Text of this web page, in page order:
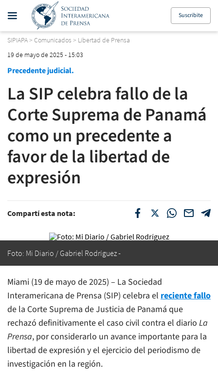
Suscribite
SIPIAPA> Comunicados > Libertad de Prensa
19 de mayo de 2025 - 15:03
Precedente judicial.
La SIP celebra fallo de la
Corte Suprema de Panamá
como un precedente a
favor de la libertad de
expresión
Compartí esta nota:
Foto: Mi Diario / Gabriel Rodríguez
Miami (19 de mayo de 2025) – La Sociedad
Interamericana de Prensa (SIP) celebra el reciente fallo
de la Corte Suprema de Justicia de Panamá que
rechazó definitivamente el caso civil contra el diario La
Prensa, por considerarlo un avance importante para la
libertad de expresión y el ejercicio del periodismo de
investigación en la región.